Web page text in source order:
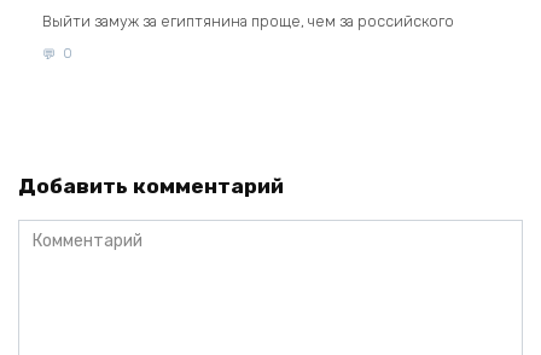
Выйти замуж за египтянина проще, чем за российского
0
Добавить комментарий
Комментарий